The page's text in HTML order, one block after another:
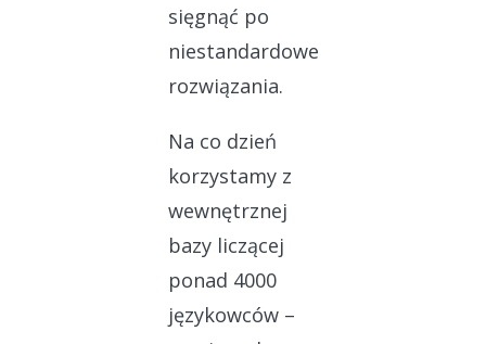
sięgnąć po
niestandardowe
rozwiązania.
Na co dzień
korzystamy z
wewnętrznej
bazy liczącej
ponad 4000
językowców –